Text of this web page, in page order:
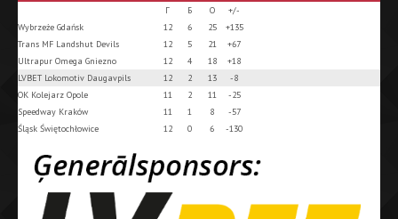
Г Б О
+/-
Wybrzeże Gdańsk
12 6 25
+135
Trans MF Landshut Devils
12 5 21
+67
Ultrapur Omega Gniezno
12 4 18
+18
LVBET Lokomotiv Daugavpils
12 2 13
-8
OK Kolejarz Opole
11 2 11
-25
Speedway Kraków
11 1 8
-57
Śląsk Świętochłowice
12 0 6 -130